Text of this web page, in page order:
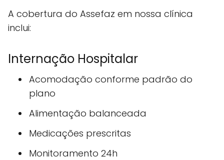
A cobertura do Assefaz em nossa clínica
inclui:
Internação Hospitalar
Acomodação conforme padrão do
plano
Alimentação balanceada
Medicações prescritas
Monitoramento 24h